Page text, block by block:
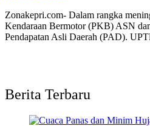
Zonakepri.com- Dalam rangka
Kendaraan Bermotor (PKB) ASN
Pendapatan Asli Daerah (PAD).
Berita Terbaru